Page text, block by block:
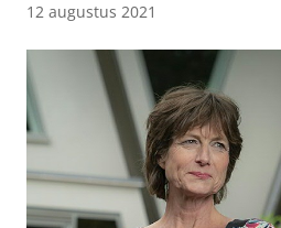
12 augustus 2021